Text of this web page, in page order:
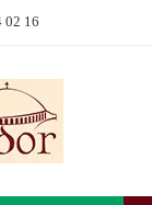
02 16